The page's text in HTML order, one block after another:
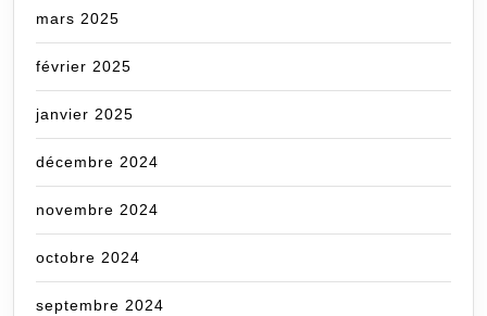
mars 2025
février 2025
janvier 2025
décembre 2024
novembre 2024
octobre 2024
septembre 2024